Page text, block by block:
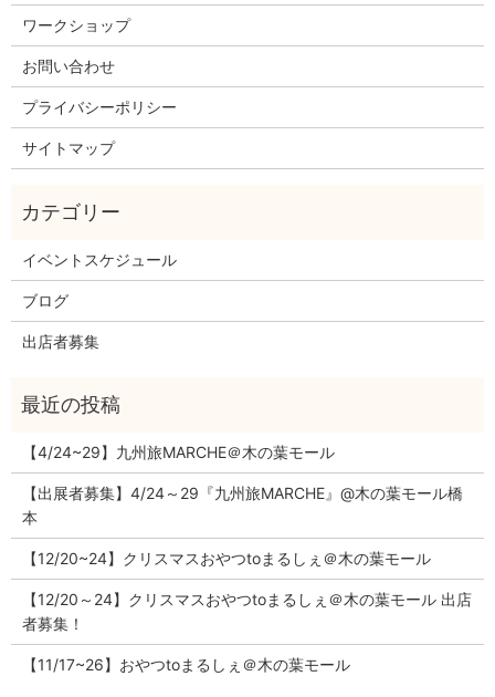
ワークショップ
お問い合わせ
プライバシーポリシー
サイトマップ
イベントスケジュール
ブログ
出店者募集
【4/24~29】九州旅MARCHE＠木の葉モール
【出展者募集】4/24～29『九州旅MARCHE』@木の葉モール橋
本
【12/20~24】クリスマスおやつtoまるしぇ＠木の葉モール
【12/20～24】クリスマスおやつtoまるしぇ＠木の葉モール 出店
者募集！
【11/17~26】おやつtoまるしぇ＠木の葉モール